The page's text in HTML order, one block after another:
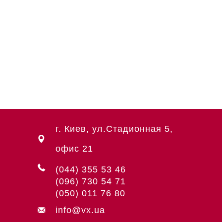
г. Киев, ул.Стадионная 5,
офис 21
(044) 355 53 46
(096) 730 54 71
(050) 011 76 80
info@vx.ua